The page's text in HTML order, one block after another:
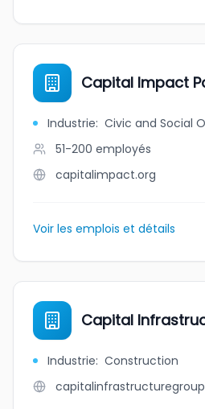
Capital Impact
Industrie: Civic and Social
51-200 employés
capitalimpact.org
Voir les emplois et détails
Capital
Industrie: Construction